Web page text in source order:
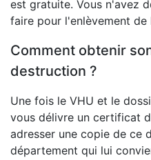
est gratuite. Vous n'avez
faire pour l'enlèvement
Comment obtenir
destruction ?
Une fois le VHU et le
vous délivre un certificat
adresser une copie de ce
département qui lui